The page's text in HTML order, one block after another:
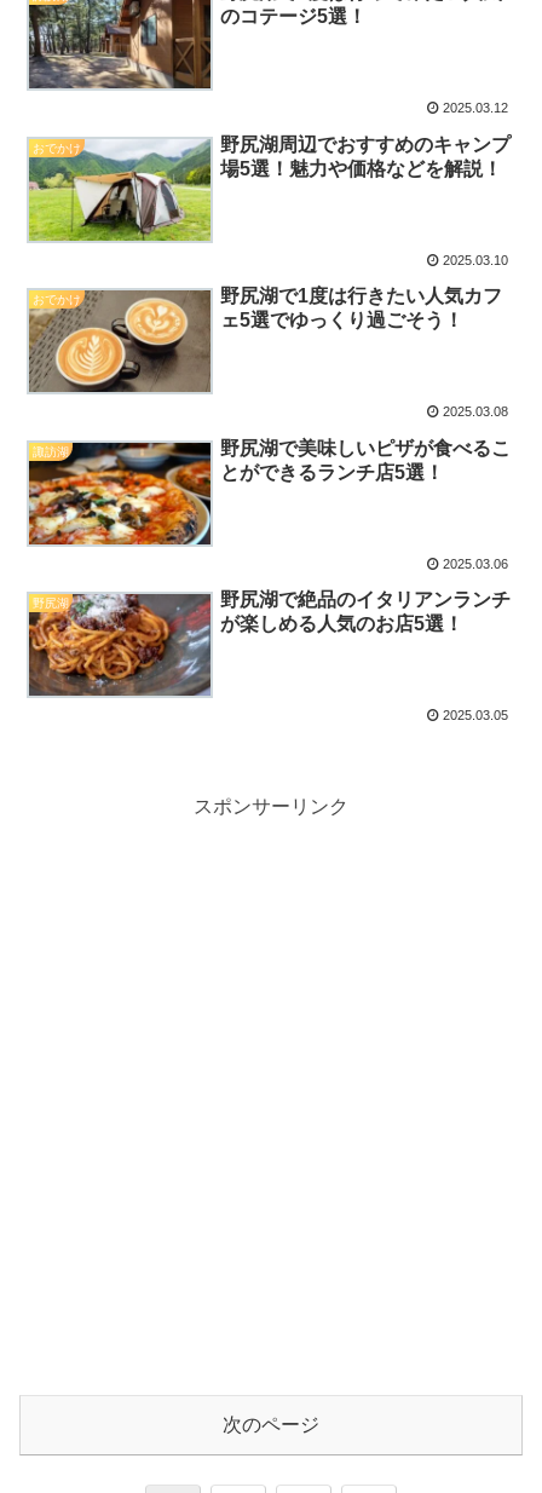
のコテージ5選！
2025.03.12
おでかけ
野尻湖周辺でおすすめのキャンプ
場5選！魅力や価格などを解説！
2025.03.10
おでかけ
野尻湖で1度は行きたい人気カフ
ェ5選でゆっくり過ごそう！
2025.03.08
諏訪湖
野尻湖で美味しいピザが食べるこ
とができるランチ店5選！
2025.03.06
野尻湖
野尻湖で絶品のイタリアンランチ
が楽しめる人気のお店5選！
2025.03.05
スポンサーリンク
次のページ